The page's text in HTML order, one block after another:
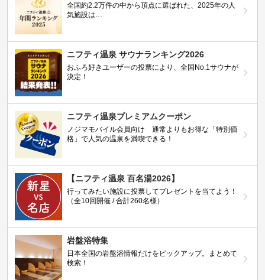
全国約2.2万件の中から頂点に選ばれた、2025年の人
気施設は…
ニフティ温泉 サウナランキング2026
おふろ好きユーザーの投票により、全国No.1サウナが
決定！
ニフティ温泉プレミアムクーポン
ノジマモバイル会員向け 通常よりもお得な「特別価
格」で人気の温泉を満喫できる！
【ニフティ温泉 百名湯2026】
行ってみたい施設に投票してプレゼントを当てよう！
（全10回開催 / 合計260名様）
岩盤浴特集
日本全国の岩盤浴情報だけをピックアップ。まとめて
検索！